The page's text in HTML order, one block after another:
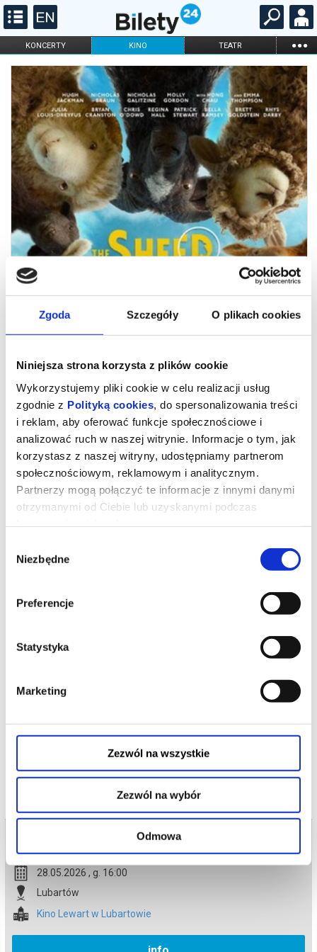
Zgoda Szczegóły O plikach cookies
Niniejsza strona korzysta z plików cookie
Wykorzystujemy pliki cookie w celu realizacji usług
zgodnie z Polityką cookies , do spersonalizowania treści
i reklam, aby oferować funkcje społecznościowe i
analizować ruch w naszej witrynie. Informacje o tym, jak
korzystasz z naszej witryny, udostępniamy partnerom
społecznościowym, reklamowym i analitycznym.
Partnerzy mogą połączyć te informacje z innymi danymi
otrzymanymi od Ciebie lub uzyskanymi podczas
zgody
Niezbędne
Preferencje
Statystyka
Marketing
Zezwól na wszystkie
Zezwól na wybór
Odmowa
KONCERTY KINO TEATR ...
FILHARMONIA OPERA I BALET
STAND-UP
DLA DZIECI
KARNETY
stadem owiec. Codziennie przed snem czyta im ekscytujące
powieści kryminalne. Chociaż uważa, że owce nic z tego nie
rozumieją, one tak naprawdę zapamiętują każde słowo, co
zagadkę kto za tym stoi. Podążając za wskazówkami i prowadząc
śledztwo w sprawie podejrzanych ludzi, udowadniają, że nie wolno
lekceważyć inteligencji kryjącej się pod grubą warstwą wełny.
potwierdzony komunikatem wysyłanym na adres e-mail, podany
28.05.2026 , g. 16:00 (czwartek)
28.05.2026 , g. 16:00
Lubartów
Kino Lewart w Lubartowie